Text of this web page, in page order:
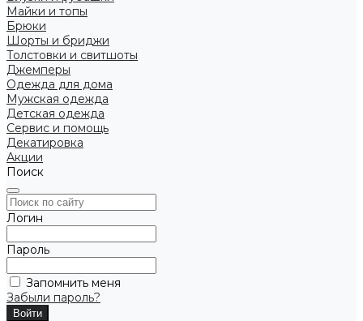
Майки и топы
Брюки
Шорты и бриджи
Толстовки и свитшоты
Джемперы
Одежда для дома
Мужская одежда
Детская одежда
Сервис и помощь
Декатировка
Акции
Поиск
Логин
Пароль
Запомнить меня
Забыли пароль?